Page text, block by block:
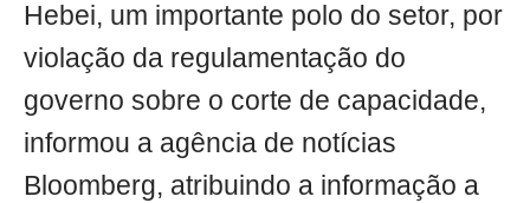
Hebei, um importante polo do setor, por
violação da regulamentação do
governo sobre o corte de capacidade,
informou a agência de notícias
Bloomberg, atribuindo a informação a